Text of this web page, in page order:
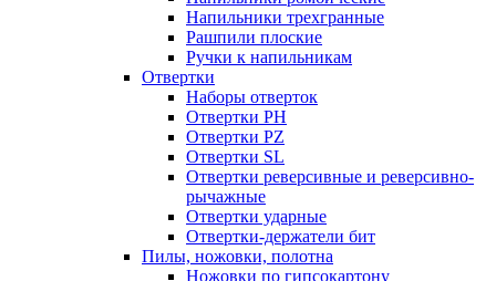
Напильники трехгранные
Рашпили плоские
Ручки к напильникам
Отвертки
Наборы отверток
Отвертки PH
Отвертки PZ
Отвертки SL
Отвертки реверсивные и реверсивно-
рычажные
Отвертки ударные
Отвертки-держатели бит
Пилы, ножовки, полотна
Ножовки по гипсокартону